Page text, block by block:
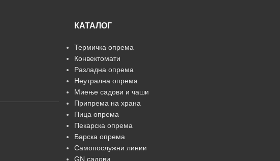
КАТАЛОГ
Термичка опрема
Конвектомати
Разладна опрема
Неутрална опрема
Миење садови и чаши
Припрема на храна
Пица опрема
Пекарска опрема
Барска опрема
Самопослужни линии
GN садови